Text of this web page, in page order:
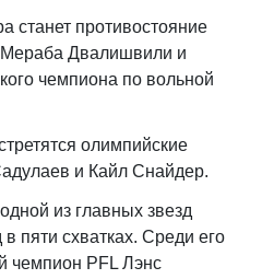
станет противостояние
Двалишвили и
чемпиона по вольной
олимпийские
и Кайл Снайдер.
из главных звезд
пяти схватках. Среди его
чемпион PFL Лэнс